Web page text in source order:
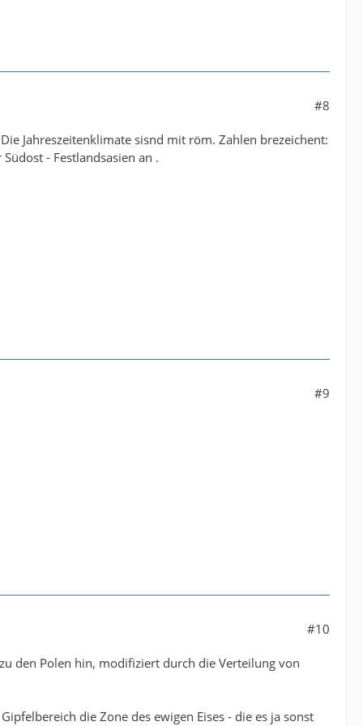
#8
Jahreszeitenklimate sisnd mit röm. Zahlen brezeichent:
- Festlandsasien an .
#9
#10
den Polen hin, modifiziert durch die Verteilung von
die Zone des ewigen Eises - die es ja sonst